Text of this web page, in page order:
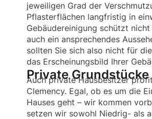
jeweiligen Grad der
Pflasterflächen langfristig in
Gebäudereinigung schützt
auch ein ansprechendes
sollten Sie sich also nicht für
das Erscheinungsbild Ihrer
Private Grundstücke
Auch private Hausbesitzer
Clemency. Egal, ob es um die
Hauses geht – wir kommen
setzen wir sowohl Niedrig- als